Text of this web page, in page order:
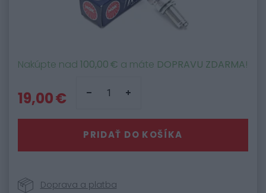
Nakúpte nad 100,00 € a máte DOPRAVU ZDARMA!
19,00 €
PRIDAŤ DO KOŠÍKA
Doprava a platba